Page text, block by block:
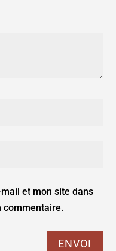
et mon site dans
commentaire.
ENVOI